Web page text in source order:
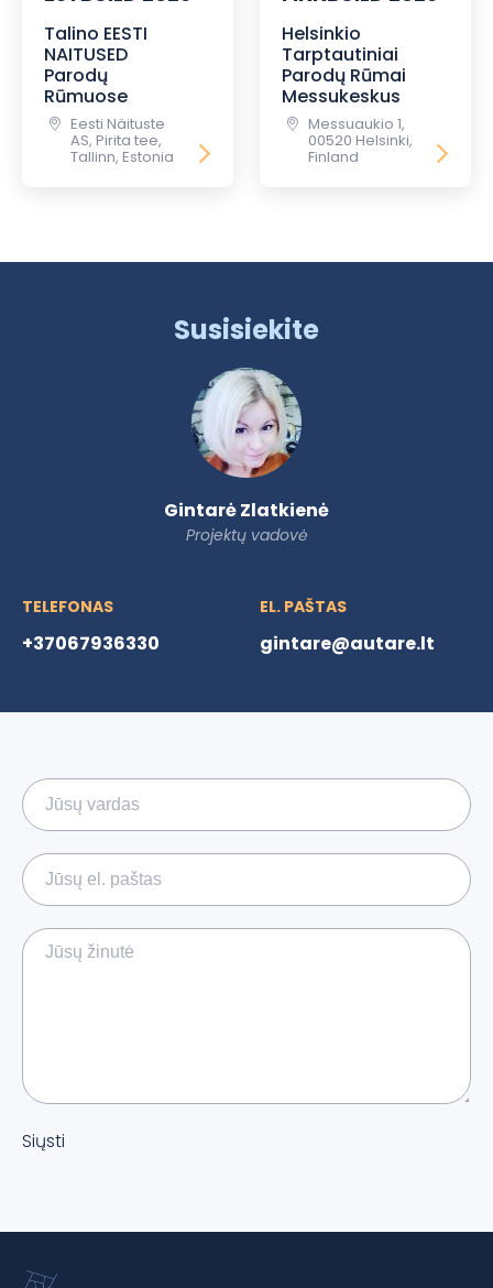
Talino EESTI
NAITUSED
Parodų
Rūmuose
Eesti Näituste
AS, Pirita tee,
Tallinn, Estonia
Helsinkio
Tarptautiniai
Parodų Rūmai
Messukeskus
Messuaukio 1,
00520 Helsinki,
Finland
Susisiekite
Gintarė Zlatkienė
Projektų vadovė
TELEFONAS
+37067936330
EL. PAŠTAS
gintare@autare.lt
Siųsti